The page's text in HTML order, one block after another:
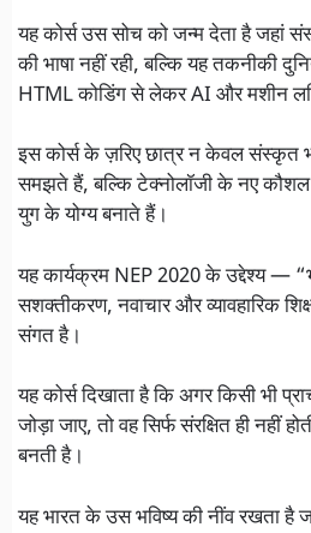
यह कोर्स उस सोच को जन्म देता है जहां
की भाषा नहीं रही, बल्कि यह तकनीकी
HTML कोडिंग से लेकर AI और मशीन
इस कोर्स के ज़रिए छात्र न केवल संस्कृत
समझते हैं, बल्कि टेक्नोलॉजी के नए
युग के योग्य बनाते हैं।
यह कार्यक्रम NEP 2020 के उद्देश्य —
सशक्तीकरण, नवाचार और व्यावहारिक
संगत है।
यह कोर्स दिखाता है कि अगर किसी भी
जोड़ा जाए, तो वह सिर्फ संरक्षित ही नहीं
बनती है।
यह भारत के उस भविष्य की नींव रखता